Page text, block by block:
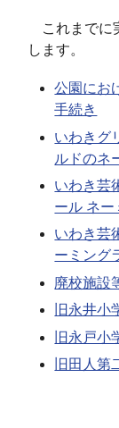
これまでに
します。
公園にお
手続き
いわきグ
ルドのネ
いわき芸
ール ネー
いわき芸
ーミング
廃校施設
旧永井小
旧永戸小
旧田人